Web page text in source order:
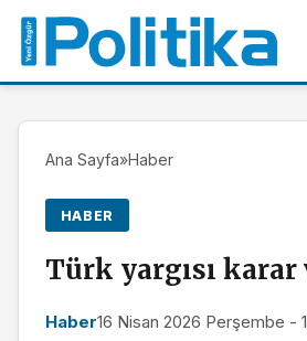
Ana Sayfa»Haber
HABER
Türk yargısı
Haber16 Nisan 2026 Perşembe -